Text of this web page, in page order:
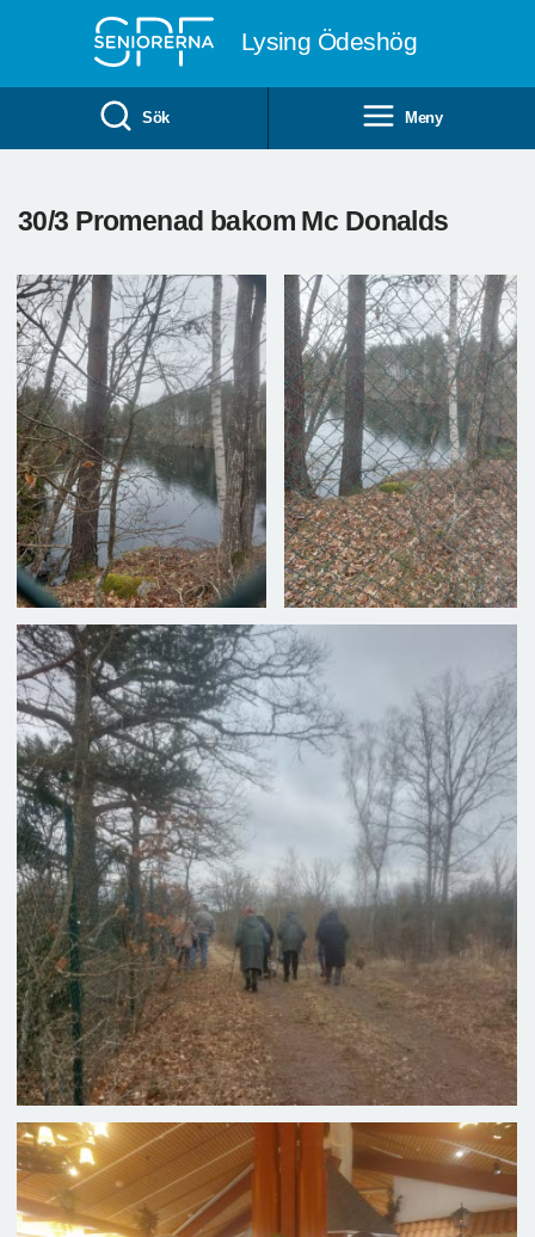
Lysing Ödeshög
Sök Meny
30/3 Promenad bakom Mc Donalds